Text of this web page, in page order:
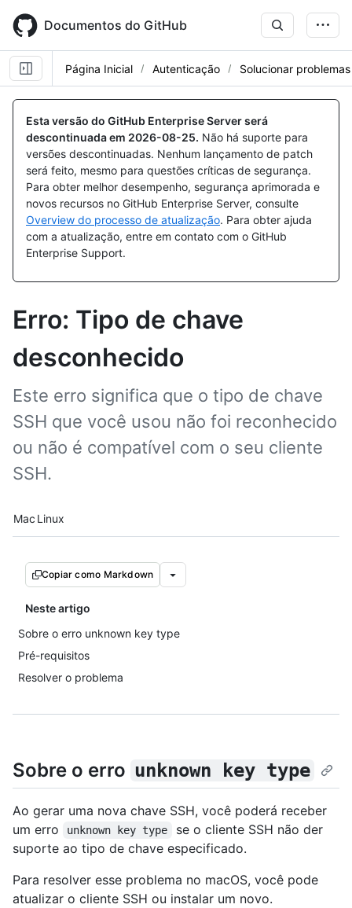
main
content
Documentos do GitHub
Página Inicial Autenticação Solucionar
Esta versão do GitHub Enterprise Server será
descontinuada em 2026-08-25. Não há suporte para
versões descontinuadas. Nenhum lançamento de patch
será feito, mesmo para questões críticas de segurança.
Para obter melhor desempenho, segurança aprimorada e
novos recursos no GitHub Enterprise Server, consulte
Overview do processo de atualização. Para obter ajuda
com a atualização, entre em contato com o GitHub
Enterprise Support.
Erro: Tipo de chave
desconhecido
Este erro significa que o tipo de chave
SSH que você usou não foi reconhecido
ou não é compatível com o seu cliente
SSH.
Platform navigation
Mac Linux
Copiar como Markdown
Neste artigo
Sobre o erro unknown key type
Pré-requisitos
Resolver o problema
Sobre o erro unknown key type
Ao gerar uma nova chave SSH, você poderá receber
um erro
unknown key type
se o cliente SSH não der
suporte ao tipo de chave especificado.
Para resolver esse problema no macOS, você pode
atualizar o cliente SSH ou instalar um novo.